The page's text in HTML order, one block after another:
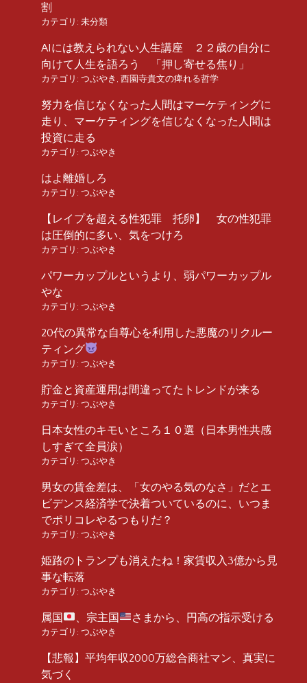
割
カテゴリ: 未分類
AIには教えられない人生講座 ２２歳の自分に
向けて人生を語ろう 「押し寄せる焦り」
カテゴリ: つぶやき 西園寺貴文の痺れる哲学
努力を信じなくなった人間はマーケティングに
走り、マーケティングを信じなくなった人間は
投資に走る
カテゴリ: つぶやき
はよ離婚しろ
カテゴリ: つぶやき
【レイプを超える性犯罪 托卵】 女の性犯罪
は圧倒的に多い、気をつけろ
カテゴリ: つぶやき
パワーカップルというより、弱パワーカップル
やな
カテゴリ: つぶやき
20代の異常な自尊心を利用した悪魔のリクルー
ティング
カテゴリ: つぶやき
貯金と資産運用は間違ってたトレンドが来る
カテゴリ: つぶやき
日本女性のキモいところ１０選（日本男性共感
しすぎて全員涙）
カテゴリ: つぶやき
男女の賃金差は、「女のやる気のなさ」だとエ
ビデンス経済学で決着ついているのに、いつま
でポリコレやるつもりだ？
カテゴリ: つぶやき
姫路のトランプも消えたね！家賃収入3億から見
事な転落
カテゴリ: つぶやき
属国 、宗主国 さまから、円高の指示受ける
カテゴリ: つぶやき
【悲報】平均年収2000万総合商社マン、真実に
気づく